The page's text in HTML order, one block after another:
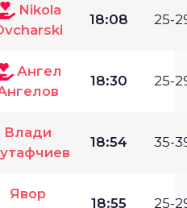
Nikola
18:08 25-
Ангел
18:30 25-
Влади
18:54 35-
Явор
18:55 25-